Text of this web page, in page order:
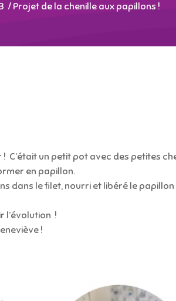
/ Projet de la chenille aux papillons !
un petit pot avec des petites
en papillon.
dans le filet, nourri et libéré le papillon
l’évolution !
!